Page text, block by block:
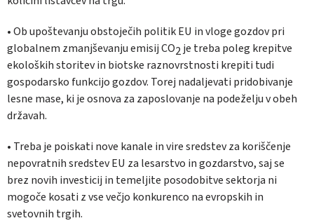
• Ob upoštevanju obstoječih politik EU in vloge gozdov pri
globalnem zmanjševanju emisij CO2je treba poleg krepitve
ekoloških storitev in biotske raznovrstnosti krepiti tudi
gospodarsko funkcijo gozdov. Torej nadaljevati pridobivanje
lesne mase, ki je osnova za zaposlovanje na podeželju v obeh
državah.
• Treba je poiskati nove kanale in vire sredstev za koriščenje
nepovratnih sredstev EU za lesarstvo in gozdarstvo, saj se
brez novih investicij in temeljite posodobitve sektorja ni
mogoče kosati z vse večjo konkurenco na evropskih in
svetovnih trgih.